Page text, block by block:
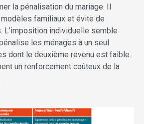
la pénalisation du mariage. Il
familiaux et évite de
L’imposition individuelle semble
les ménages à un seul
dont le deuxième revenu est faible.
un renforcement coûteux de la